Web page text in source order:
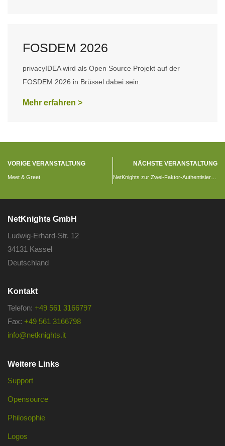
FOSDEM 2026
privacyIDEA wird als Open Source Projekt auf der
FOSDEM 2026 in Brüssel dabei sein.
Mehr erfahren >
VORIGE VERANSTALTUNG
Meet & Greet
NÄCHSTE VERANSTALTUNG
NetKnights zur Zwei-Faktor-Authentisierung auf den Kieler Linuxtagen
NetKnights GmbH
Ludwig-Erhard-Str. 12
34131 Kassel
Deutschland
Kontakt
Telefon: +49 561 3166797
Fax: +49 561 3166798
info@netknights.it
Weitere Links
Support
Opensource
Philosophie
Logos